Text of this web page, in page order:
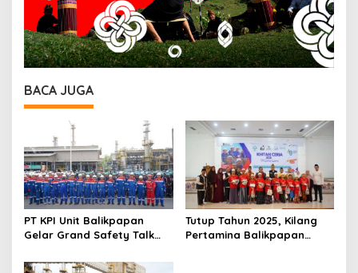
BACA JUGA
PT KPI Unit Balikpapan
Gelar Grand Safety Talk
Balikpapan 2 dan Buka
Tutup Tahun 2025, Kilang
Pertamina Balikpapan